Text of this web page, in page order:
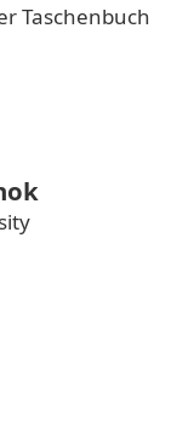
Taschenbuch